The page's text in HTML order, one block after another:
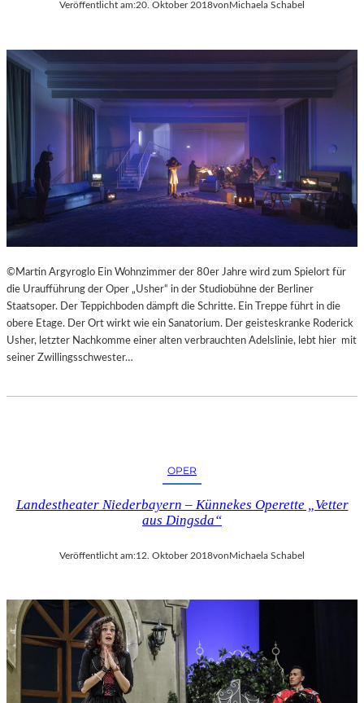
Veröffentlicht am:20. Oktober 2018von Michaela Schabel
©Martin Argyroglo Ein Wohnzimmer der 80er Jahre wird zum Spielort für
die Uraufführung der Oper „Usher“ in der Studiobühne der Berliner
Staatsoper. Der Teppichboden dämpft die Schritte. Ein Treppe führt in die
obere Etage. Der Ort wirkt wie ein Sanatorium. Der geisteskranke Roderick
Usher, letzter Nachkomme einer alten verbrauchten Adelslinie, lebt hier mit
seiner Zwillingsschwester…
OPER
Landestheater Niederbayern – Künnekes Operette „Vetter
aus Dingsda“
Veröffentlicht am:12. Oktober 2018vonMichaela Schabel